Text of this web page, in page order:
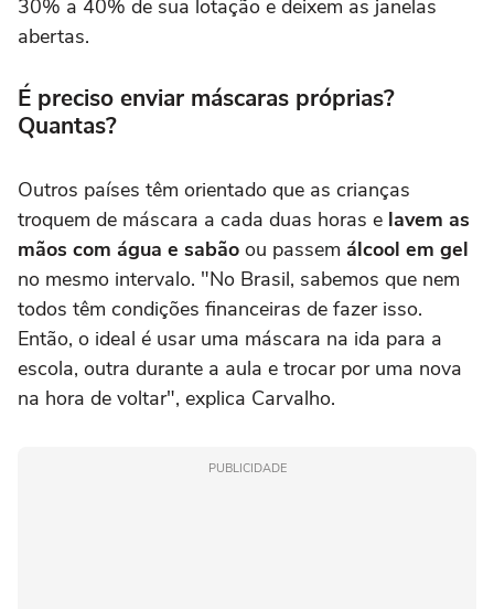
30% a 40% de sua lotação e deixem as janelas
abertas.
É preciso enviar máscaras próprias?
Quantas?
Outros países têm orientado que as crianças
troquem de máscara a cada duas horas e lavem as
mãos com água e sabão ou passem álcool em gel
no mesmo intervalo. "No Brasil, sabemos que nem
todos têm condições financeiras de fazer isso.
Então, o ideal é usar uma máscara na ida para a
escola, outra durante a aula e trocar por uma nova
na hora de voltar", explica Carvalho.
PUBLICIDADE